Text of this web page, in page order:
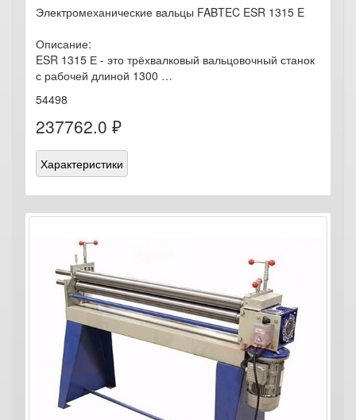
Электромеханические вальцы FABTEC ESR 1315 E
Описание:
ESR 1315 Е - это трёхвалковый вальцовочный станок
с рабочей длиной 1300 …
54498
237762.0 ₽
Характеристики